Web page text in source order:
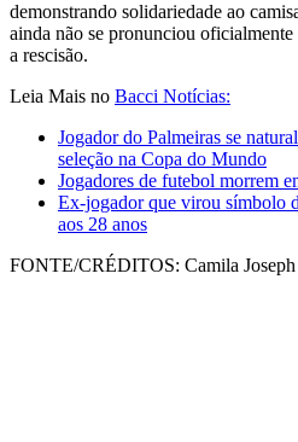
demonstrando solidariedade ao
ainda não se pronunciou oficialmente
a rescisão.
Leia Mais no Bacci Notícias:
Jogador do Palmeiras se
seleção na Copa do Mundo
Jogadores de futebol morrem
Ex-jogador que virou símbolo
aos 28 anos
FONTE/CRÉDITOS: Camila Joseph